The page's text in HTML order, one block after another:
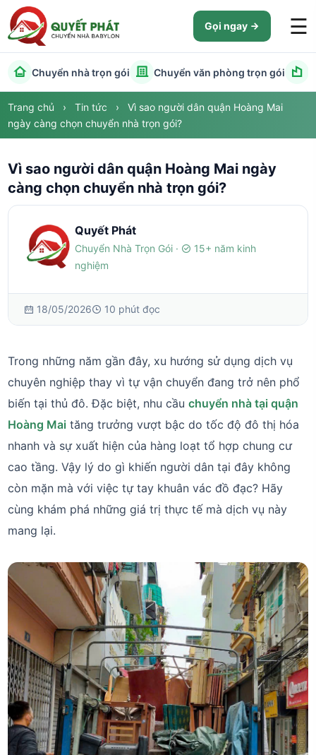
Gọi ngay ☰
Chuyển nhà trọn gói Chuyển văn phòng trọn gói
Trang chủ › Tin tức ›
Vì sao người dân quận Hoàng Mai
ngày càng chọn chuyển nhà trọn gói?
Vì sao người dân quận Hoàng Mai ngày
càng chọn chuyển nhà trọn gói?
Quyết Phát
Chuyển Nhà Trọn Gói ·
15+ năm kinh
nghiệm
18/05/2026 10 phút đọc
Trong những năm gần đây, xu hướng sử dụng dịch vụ
chuyên nghiệp thay vì tự vận chuyển đang trở nên phổ
biến tại thủ đô. Đặc biệt, nhu cầuchuyển nhà tại quận
Hoàng Mai tăng trưởng vượt bậc do tốc độ đô thị hóa
nhanh và sự xuất hiện của hàng loạt tổ hợp chung cư
cao tầng. Vậy lý do gì khiến người dân tại đây không
còn mặn mà với việc tự tay khuân vác đồ đạc? Hãy
cùng khám phá những giá trị thực tế mà dịch vụ này
mang lại.